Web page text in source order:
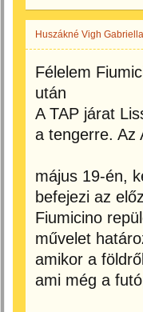
Huszákné Vigh Gabriella
Félelem
után
A TAP járat
a tengerre. Az
május 19-én,
befejezi az
Fiumicino
művelet
amikor a
ami még a